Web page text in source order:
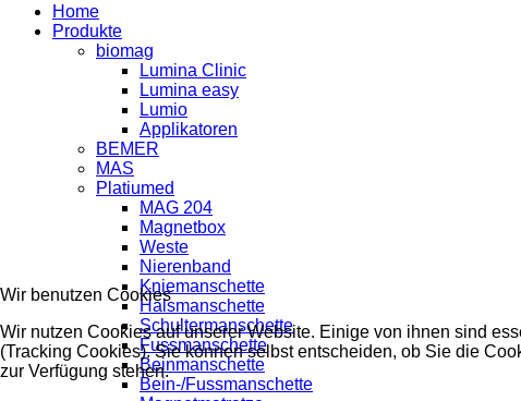
Home
Produkte
biomag
Lumina Clinic
Lumina easy
Lumio
Applikatoren
BEMER
MAS
Platiumed
MAG 204
Magnetbox
Weste
Nierenband
Kniemanschette
Halsmanschette
Schultermanschette
Fussmanschette
Beinmanschette
Bein-/Fussmanschette
Wir benutzen Cookies
Wir nutzen Cookies auf unserer Website. Einige von ihnen sind
(Tracking Cookies). Sie können selbst entscheiden, ob Sie die
zur Verfügung stehen.